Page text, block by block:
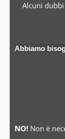
Alcuni
Abbiamo
NO! Non è